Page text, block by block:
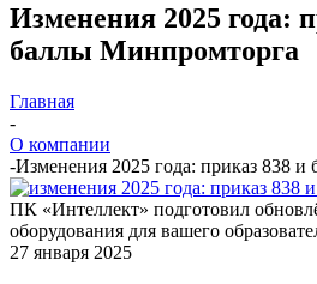
Изменения 2025 года:
баллы Минпромторга
Главная
-
О компании
-Изменения 2025 года: приказ 838
ПК «Интеллект» подготовил
оборудования для вашего
27 января 2025